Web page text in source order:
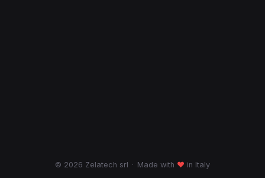
© 2026 Zelatech srl · Made with ♥ in Italy